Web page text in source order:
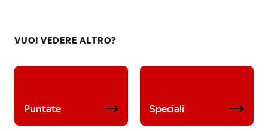
VUOI VEDERE ALTRO?
Puntate Speciali